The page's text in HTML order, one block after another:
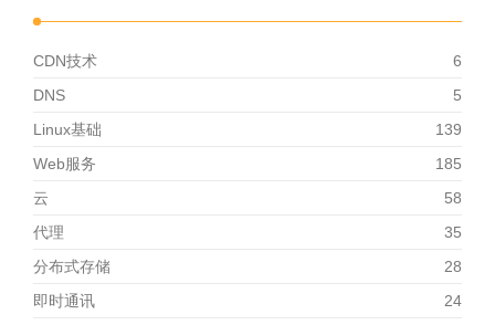
CDN技术
6
DNS
5
Linux基础
139
Web服务
185
云
58
代理
35
分布式存储
28
即时通讯
24